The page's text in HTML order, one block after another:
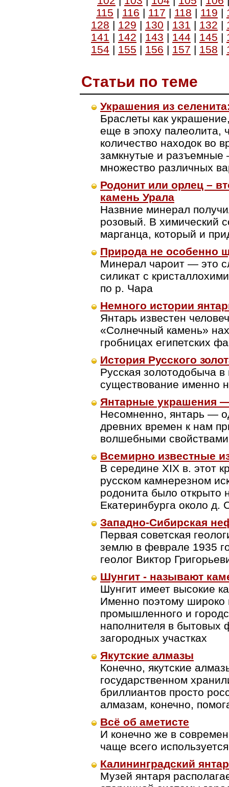
115 | 116 | 117 | 118 | 119 |
128 | 129 | 130 | 131 | 132 |
141 | 142 | 143 | 144 | 145 |
154 | 155 | 156 | 157 | 158 |
Cтатьи по теме
Украшения из
Браслеты как
еще в эпоху палеолита,
количество находок во
замкнутые и разъемные
множество различных
Родонит или орлец –
камень Урала
Назвние минерал
розовый. В химический
марганца, который и
Природа не особенно
Минерал чароит — это
силикат с
по р. Чара
Немного истории
Янтарь известен
«Солнечный камень»
гробницах египетских
История Русского
Русская золотодобыча
существование именно
Янтарные украшения
Несомненно, янтарь —
древних времен к нам
волшебными
Всемирно известные
В середине XIX в. этот
русском камнерезном
родонита было открыто
Екатеринбурга около д.
Западно-Сибирская
Первая советская
землю в феврале 1935
геолог Виктор
Шунгит - называют
Шунгит имеет высокие
Именно поэтому широко
промышленного и
наполнителя в бытовых
загородных участках
Якутские алмазы
Конечно, якутские
государственном
бриллиантов просто
алмазам, конечно,
Всё об аметисте
И конечно же в
чаще всего
Калининградский
Музей янтаря